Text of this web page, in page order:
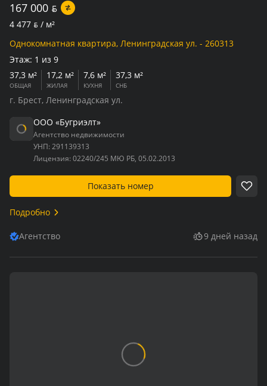
167 000 BYN
4 477 BYN / м²
Однокомнатная квартира, Ленинградская ул. - 260313
Этаж: 1 из 9
37,3 м²
ОБЩАЯ
17,2 м²
ЖИЛАЯ
7,6 м²
КУХНЯ
37,3 м²
СНБ
г. Брест, Ленинградская ул.
ООО «Бугриэлт»
Агентство недвижимости
УНП: 291139313
Лицензия: 02240/245 МЮ РБ, 05.02.2013
Показать номер
Подробно
Агентство 9 дней назад